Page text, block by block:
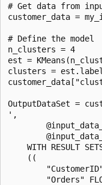
# Get data from
customer_data =
# Define the model
n_clusters = 4
est =
clusters =
OutputDataSet =
',
WITH RESULT
    ((
"Orders"